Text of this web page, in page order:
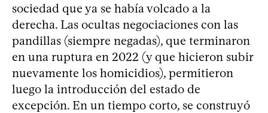
sociedad que ya se había volcado a la
derecha. Las ocultas negociaciones con las
pandillas (siempre negadas), que terminaron
en una ruptura en 2022 (y que hicieron subir
nuevamente los homicidios), permitieron
luego la introducción del estado de
excepción. En un tiempo corto, se construyó